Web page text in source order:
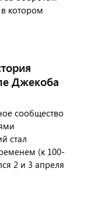
котором
Джекоба
сообщество
стал
(к 100-
2 и 3 апреля